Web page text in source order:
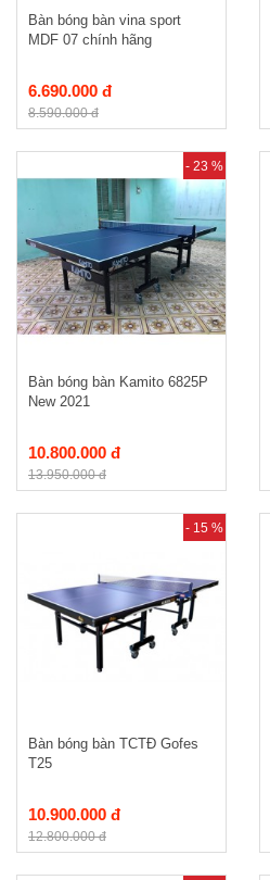
Bàn bóng bàn vina sport
MDF 07 chính hãng
6.690.000 đ
8.590.000 đ
- 23 %
Bàn bóng bàn Kamito 6825P
New 2021
10.800.000 đ
13.950.000 đ
- 15 %
Bàn bóng bàn TCTĐ Gofes
T25
10.900.000 đ
12.800.000 đ